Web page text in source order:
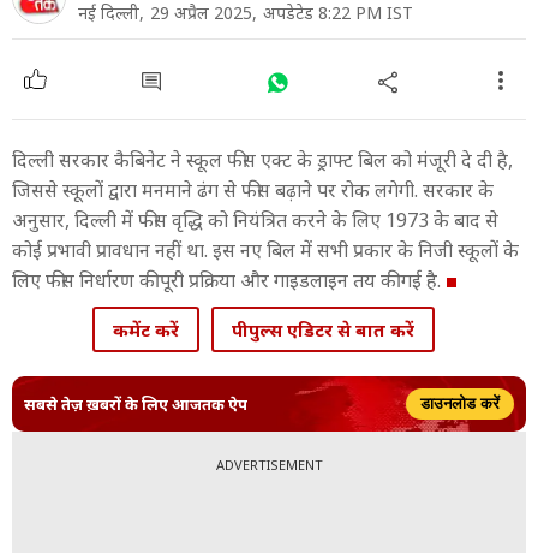
नई दिल्ली, 29 अप्रैल 2025, अपडेटेड 8:22 PM IST
दिल्ली सरकार कैबिनेट ने स्कूल फीस एक्ट के ड्राफ्ट बिल को मंजूरी दे दी है,
जिससे स्कूलों द्वारा मनमाने ढंग से फीस बढ़ाने पर रोक लगेगी. सरकार के
अनुसार, दिल्ली में फीस वृद्धि को नियंत्रित करने के लिए 1973 के बाद से
कोई प्रभावी प्रावधान नहीं था. इस नए बिल में सभी प्रकार के निजी स्कूलों के
लिए फीस निर्धारण की पूरी प्रक्रिया और गाइडलाइन तय की गई है.
कमेंट करें पीपुल्स एडिटर से बात करें
सबसे तेज़ ख़बरों के लिए आजतक ऐप डाउनलोड करें
ADVERTISEMENT